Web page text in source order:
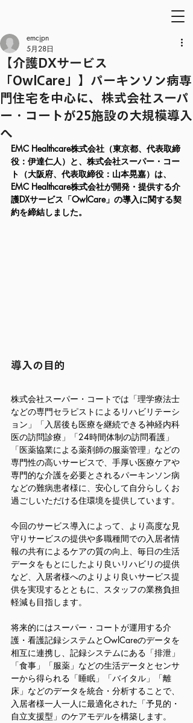
【介護DXサービス
「OwlCare」】パーキンソン病専
門住宅を中心に、株式会社スーパ
ー・コートが25施設の大規模導入
へ
emcjpn
5月28日
EMC Healthcare株式会社（東京都、代表取締
役：伊達仁人）と、株式会社スーパー・コー
ト（大阪府、代表取締役：山本晃嘉）は、
EMC Healthcare株式会社が開発・提供する介
護DXサービス「OwlCare」の導入に関する契
約を締結しました。
導入の目的
株式会社スーパー・コートでは「理学療法士
などの専門セラピストによるリハビリテーシ
ョン」「入居後も医療を継続できる神経内科
医の訪問診療」「24時間体制の訪問看護」
「医薬協業による薬剤師の服薬管理」などの
専門性の高いサービスで、手厚い医療ケアや
専門的な介護を必要とされるパーキンソン病
などの難病患者様に、安心して自分らしくお
過ごしいただける住環境を提供しています。
今回のサービス導入によって、より高度な見
守りサービスの提供や多職種間での入居者情
報の共有によるケアの質の向上、毎日の生活
データをもとにしたより良いリハビリの提供
など、入居者様へのよりより良いサービス提
供を実現するとともに、スタッフの業務負担
軽減も目指します。
将来的にはスーパー・コートが運用する介
護・看護記録システムとOwlCareのデータを
相互に連携し、記録システムにある「排泄」
「食事」「服薬」などの生活データとセンサ
ーから得られる「睡眠」「バイタル」「離
床」などのデータを統合・分析することで、
入居者様一人一人に最適化された「予見的・
自立支援型」のケアモデルを構築します。